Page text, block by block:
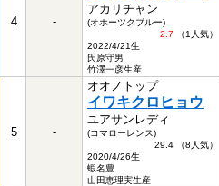
4 -
アカリチャン
(オホーツクブルー)
2.7 （1人気）
2022/4/21生
氏原守男
竹澤一彦生産
5 -
オオノトップ
イワキクロヒョウ
ユアサンレディ
(コマローレンス)
29.4 （8人気）
2020/4/26生
蝦名豊
山田恵理実生産